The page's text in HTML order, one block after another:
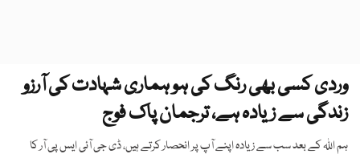
وردی کسی بھی رنگ کی ہو ہماری شہادت کی آرزو
زندگی سے زیادہ ہے، ترجمان پاک فوج
ہم اللہ کے بعد سب سے زیادہ اپنے آپ پر انحصار کرتے ہیں، ڈی جی آئی ایس پی آر کا